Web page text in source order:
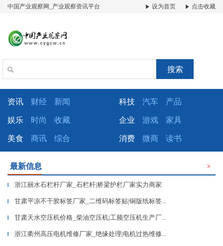
中国产业观察网_产业观察资讯平台 设为首页 点击收藏
搜索
资讯 财经 新闻 科技 汽车 产品
娱乐 时尚 收藏 企业 游戏 家具
美食 商讯 综合 消费 微商 读书
最新信息 >
▎ 浙江丽水石栏杆厂家_石栏杆|桥梁护栏厂家实力商家
▎ 甘肃平凉不干胶标签厂家_二维码标签贴|铜版纸标签...
▎ 甘肃天水空压机价格_柴油空压机|工频空压机生产厂...
▎ 浙江衢州高压电机维修厂家_绝缘处理|电机过热维修...